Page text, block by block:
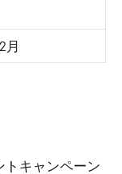
月
ト キャンペーン